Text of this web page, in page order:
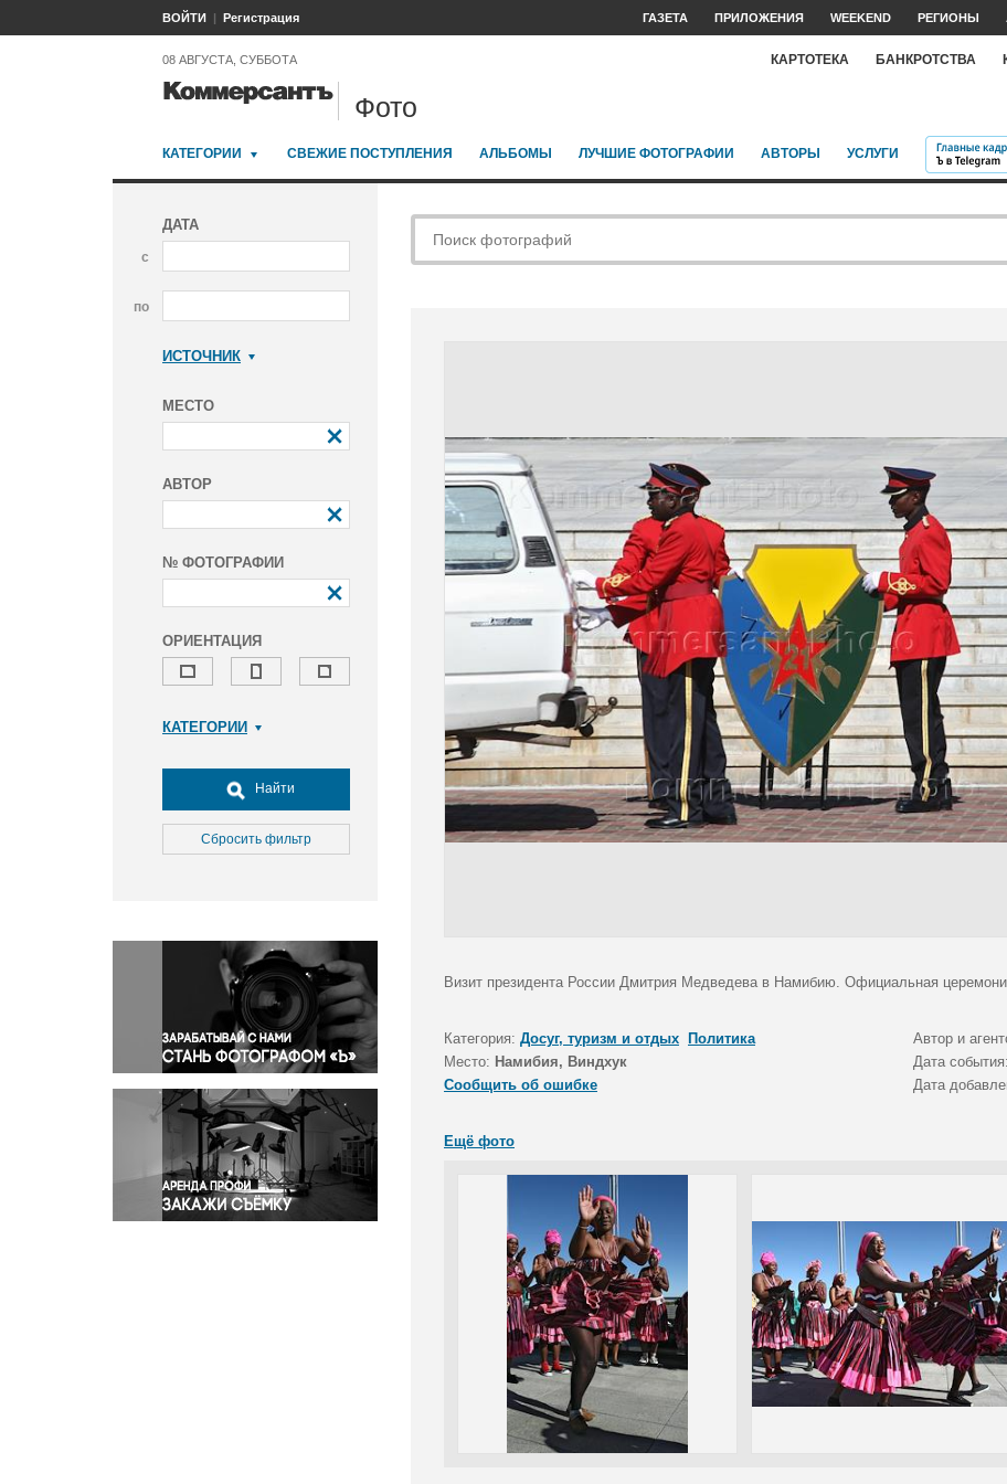
ВОЙТИ Регистрация ГАЗЕТА ПРИЛОЖЕНИЯ WEEKEND РЕГИОНЫ
08 АВГУСТА, СУББОТА КАРТОТЕКА БАНКРОТСТВА
Фото
КАТЕГОРИИ СВЕЖИЕ ПОСТУПЛЕНИЯ АЛЬБОМЫ ЛУЧШИЕ ФОТОГРАФИИ АВТОРЫ УСЛУГИ
ДАТА
с
по
ИСТОЧНИК
МЕСТО
АВТОР
№ ФОТОГРАФИИ
ОРИЕНТАЦИЯ
КАТЕГОРИИ
Досуг, туризм и отдых
Культура
Медицина
Окружающая среда
Политика
Правосудие
Происшествия и конфликты
Религия
Светская жизнь
Спорт
Экология
Экономика и бизнес
Найти
Сбросить фильтр
Визит президента России Дмитрия Медведева в Намибию. Официальная
Категория: Досуг, туризм и отдых Политика Автор и
Место: Намибия, Виндхук Дата события:
Сообщить об ошибке
Дата
Ещё фото